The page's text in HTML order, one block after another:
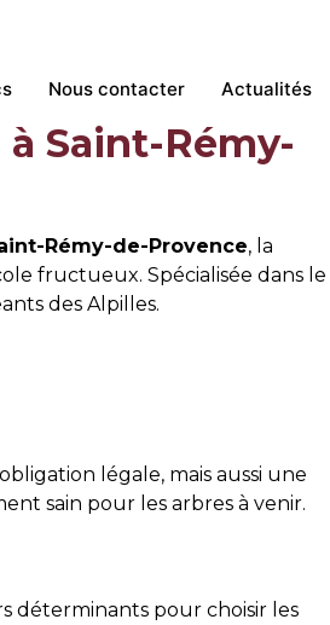
Nous contacter Actualités
Saint-Rémy-
Rémy-de-Provence, la
fructueux. Spécialisée dans le
des Alpilles.
légale, mais aussi une
sain pour les arbres à venir.
déterminants pour choisir les